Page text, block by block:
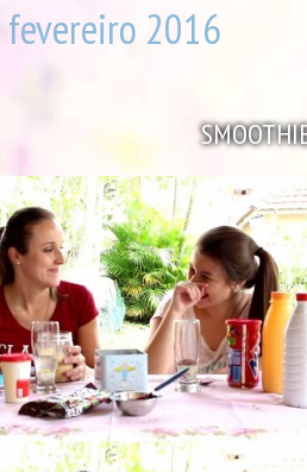
fevereiro 2016